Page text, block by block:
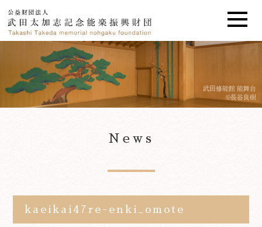
武田修能館 能舞台
©長谷良樹
News
kaeikai47re-enki_omote